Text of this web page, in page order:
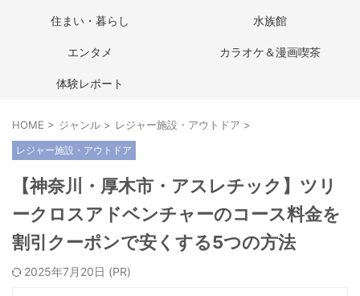
住まい・暮らし 水族館
エンタメ カラオケ＆漫画喫茶
体験レポート
HOME > ジャンル > レジャー施設・アウトドア >
レジャー施設・アウトドア
【神奈川・厚木市・アスレチック】ツリ
ークロスアドベンチャーのコース料金を
割引クーポンで安くする5つの方法
2025年7月20日